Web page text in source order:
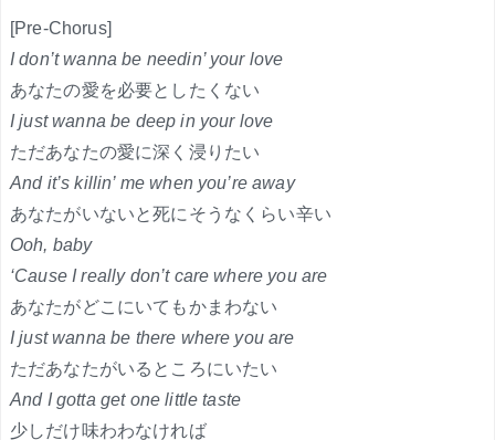
[Pre-Chorus]
I don’t wanna be needin’ your love
あなたの愛を必要としたくない
I just wanna be deep in your love
ただあなたの愛に深く浸りたい
And it’s killin’ me when you’re away
あなたがいないと死にそうなくらい辛い
Ooh, baby
‘Cause I really don’t care where you are
あなたがどこにいてもかまわない
I just wanna be there where you are
ただあなたがいるところにいたい
And I gotta get one little taste
少しだけ味わわなければ